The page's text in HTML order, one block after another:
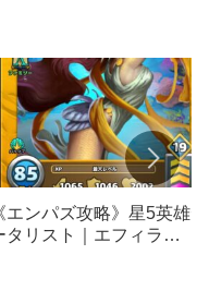
エンパズ攻略》星5英雄デ
タリスト｜エフィラ